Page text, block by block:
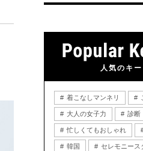
人気のキ
着こなしマンネリ
大人の女子力 診断
忙しくてもおしゃれ
韓国 セレモニース